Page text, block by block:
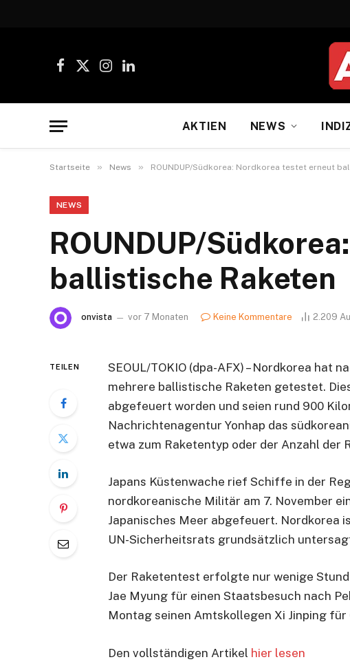
Facebook
X
InstagramLinkedIn
AKTIEN NEWS
Startseite » News » ROUNDUP/Südkorea: Nordkorea testet erneut
NEWS
ROUNDUP/
ballistische Raketen
onvista vor 7 Monaten Keine Kommentare 2.209
TEILEN
SEOUL/TOKIO (dpa-AFX) – Nordkorea hat
mehrere ballistische Raketen getestet.
abgefeuert worden und seien rund 900
Nachrichtenagentur Yonhap das
etwa zum Raketentyp oder der Anzahl der
Japans Küstenwache rief Schiffe in der
nordkoreanische Militär am 7. November
Japanisches Meer abgefeuert. Nordkorea
UN-Sicherheitsrats grundsätzlich
Der Raketentest erfolgte nur wenige
Jae Myung für einen Staatsbesuch nach
Montag seinen Amtskollegen Xi Jinping
Den vollständigen Artikel hier lesen